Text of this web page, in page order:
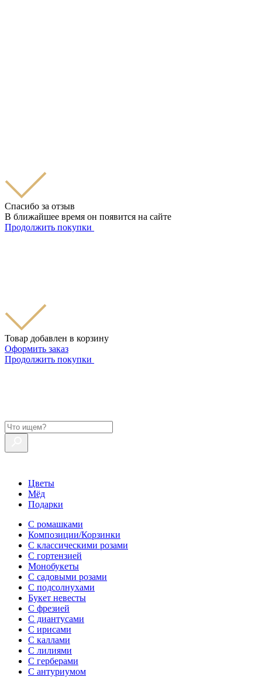
Спасибо за отзыв
В ближайшее время он появится на сайте
Продолжить покупки
Товар добавлен в корзину
Оформить заказ
Продолжить покупки
Цветы
Мёд
Подарки
С ромашками
Композиции/Корзинки
С классическими розами
С гортензией
Монобукеты
С садовыми розами
С подсолнухами
Букет невесты
С фрезией
С диантусами
С ирисами
С каллами
C лилиями
С герберами
С антуриумом